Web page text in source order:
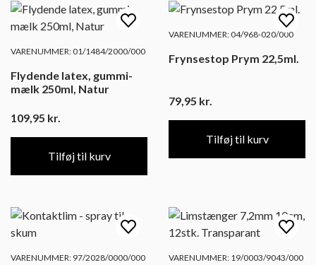
VARENUMMER: 01/1484/2000/000
Flydende latex, gummi-
mælk 250ml, Natur
109,95 kr.
Tilføj til kurv
VARENUMMER: 04/968-020/000
Frynsestop Prym 22,5ml.
79,95 kr.
Tilføj til kurv
VARENUMMER: 97/2028/0000/000 VARENUMMER: 19/0003/9043/000